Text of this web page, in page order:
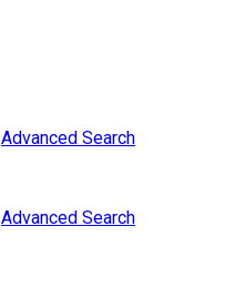
Advanced Search
Advanced Search